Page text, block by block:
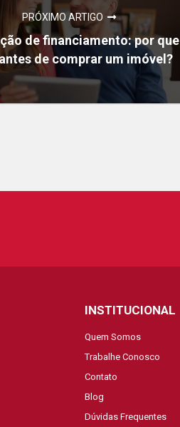
PRÓXIMO ARTIGO
de financiamento: por que
de comprar um imóvel?
INSTITUCIONAL
Quem Somos
Trabalhe Conosco
Contato
Blog
Dúvidas Frequentes